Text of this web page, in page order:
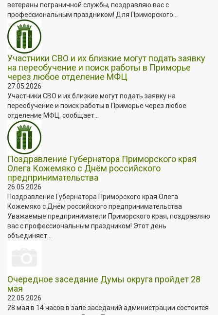
ветераны пограничной службы, поздравляю вас с
профессиональным праздником! Для Приморского...
Участники СВО и их близкие могут подать заявку
на переобучение и поиск работы в Приморье
через любое отделение МФЦ
27.05.2026
Участники СВО и их близкие могут подать заявку на
переобучение и поиск работы в Приморье через любое
отделение МФЦ, сообщает...
Поздравление Губернатора Приморского края
Олега Кожемяко с Днём российского
предпринимательства
26.05.2026
Поздравление Губернатора Приморского края Олега
Кожемяко с Днём российского предпринимательства
Уважаемые предприниматели Приморского края, поздравляю
вас с профессиональным праздником! Этот день
объединяет...
Очередное заседание Думы округа пройдет 28
мая
22.05.2026
28 мая в 14 часов в зале заседаний администрации состоится